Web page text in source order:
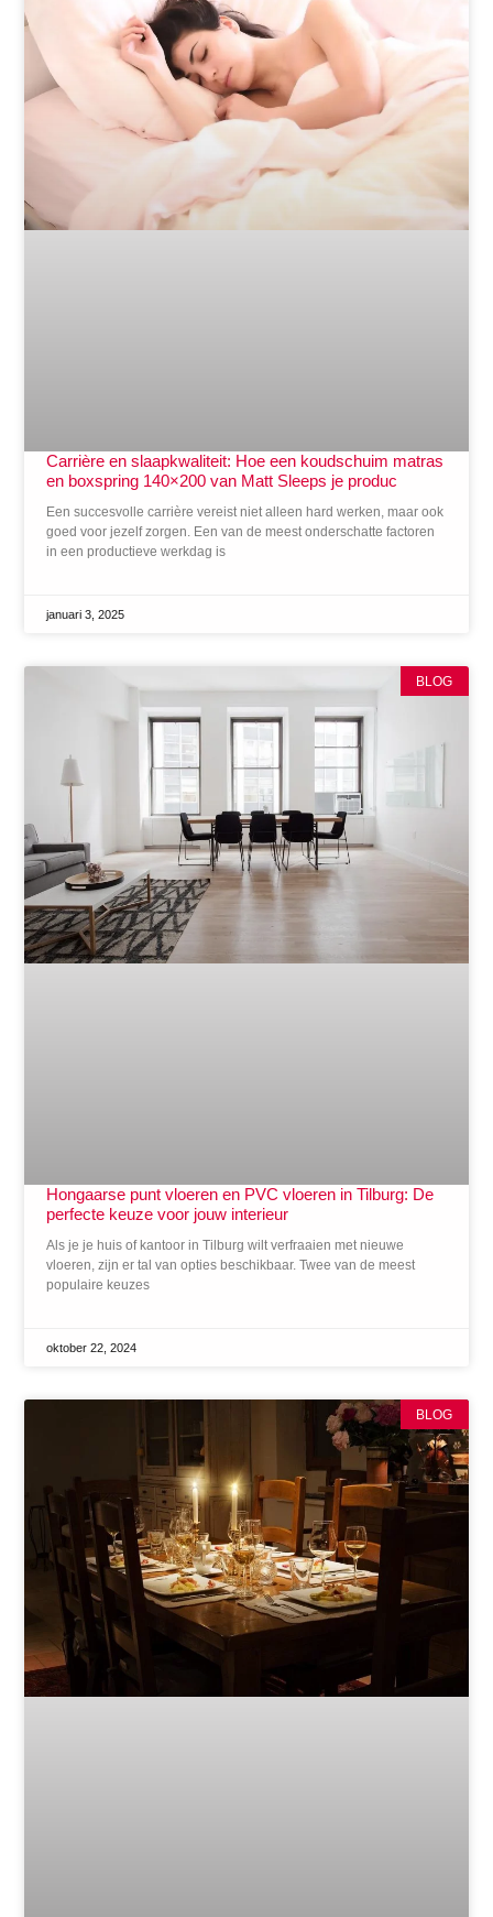
Carrière en slaapkwaliteit: Hoe een koudschuim matras
en boxspring 140×200 van Matt Sleeps je produc
Een succesvolle carrière vereist niet alleen hard werken, maar ook
goed voor jezelf zorgen. Een van de meest onderschatte factoren
in een productieve werkdag is
januari 3, 2025
BLOG
Hongaarse punt vloeren en PVC vloeren in Tilburg: De
perfecte keuze voor jouw interieur
Als je je huis of kantoor in Tilburg wilt verfraaien met nieuwe
vloeren, zijn er tal van opties beschikbaar. Twee van de meest
populaire keuzes
oktober 22, 2024
BLOG